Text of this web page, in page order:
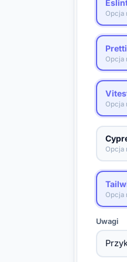
Opcja
Opcja
Opcja
Opcja
Opcja
Uwagi